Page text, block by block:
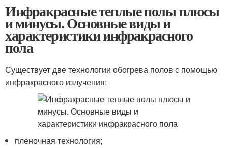
Инфракрасные теплые полы плюсы
и минусы. Основные виды и
характеристики инфракрасного
пола
Существует две технологии обогрева полов с помощью
инфракрасного излучения:
пленочная технология;